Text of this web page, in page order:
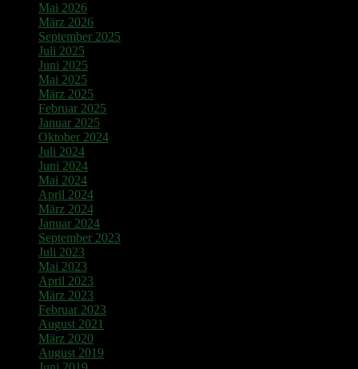
Mai 2026
März 2026
September 2025
Juli 2025
Juni 2025
Mai 2025
März 2025
Februar 2025
Januar 2025
Oktober 2024
Juli 2024
Juni 2024
Mai 2024
April 2024
März 2024
Januar 2024
September 2023
Juli 2023
Mai 2023
April 2023
März 2023
Februar 2023
August 2021
März 2020
August 2019